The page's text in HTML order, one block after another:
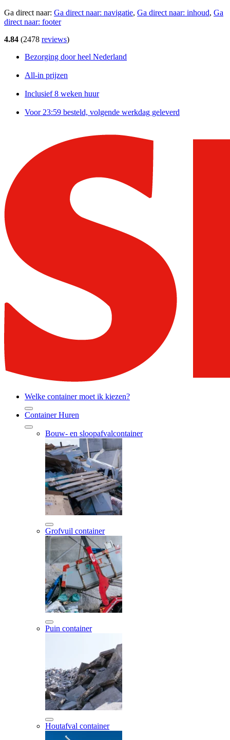
Ga direct naar: Ga direct naar: navigatie, Ga direct naar: inhoud, Ga
direct naar: footer
4.84 (2478 reviews)
Bezorging door heel Nederland
All-in prijzen
Inclusief 8 weken huur
Voor 23:59 besteld, volgende werkdag geleverd
Welke container moet ik kiezen?
Container Huren
Bouw- en sloopafvalcontainer
Grofvuil container
Puin container
Houtafval container